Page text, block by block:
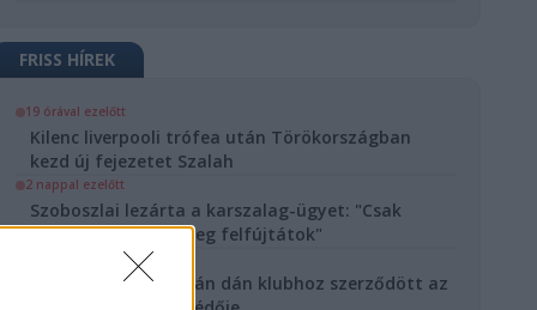
FRISS HÍREK
19 órával ezelőtt
Kilenc liverpooli trófea után Törökországban
kezd új fejezetet Szalah
2 nappal ezelőtt
Szoboszlai lezárta a karszalag-ügyet: "Csak
beszélgettünk, ti meg felfújtátok"
2 nappal ezelőtt
Egyetlen bajnoki után dán klubhoz szerződött az